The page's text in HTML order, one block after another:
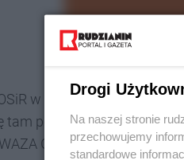
w Katowicach
tam policjant z Komisariatu
GI Senior Men +94
Drogi
Na naszej stronie
przechowujemy
standardowe